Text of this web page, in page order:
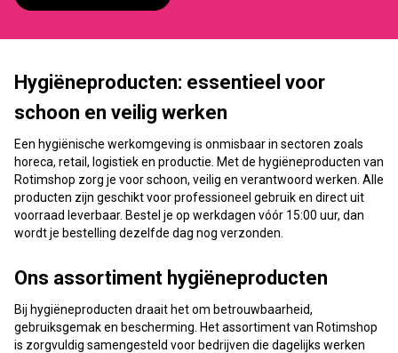
Hygiëneproducten: essentieel voor
schoon en veilig werken
Een hygiënische werkomgeving is onmisbaar in sectoren zoals
horeca, retail, logistiek en productie. Met de hygiëneproducten van
Rotimshop zorg je voor schoon, veilig en verantwoord werken. Alle
producten zijn geschikt voor professioneel gebruik en direct uit
voorraad leverbaar. Bestel je op werkdagen vóór 15:00 uur, dan
wordt je bestelling dezelfde dag nog verzonden.
Ons assortiment hygiëneproducten
Bij hygiëneproducten draait het om betrouwbaarheid,
gebruiksgemak en bescherming. Het assortiment van Rotimshop
is zorgvuldig samengesteld voor bedrijven die dagelijks werken